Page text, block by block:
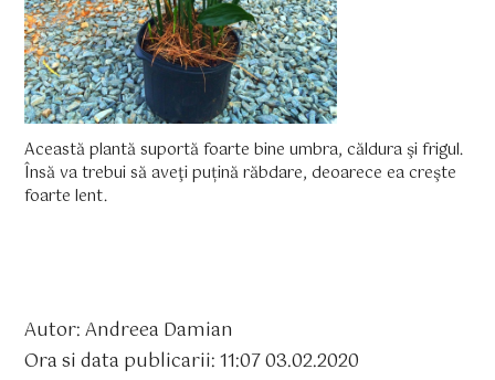
Această plantă suportă foarte bine umbra, căldura şi frigul.
Însă va trebui să aveţi puțină răbdare, deoarece ea creşte
foarte lent.
Autor: Andreea Damian
Ora si data publicarii: 11:07 03.02.2020